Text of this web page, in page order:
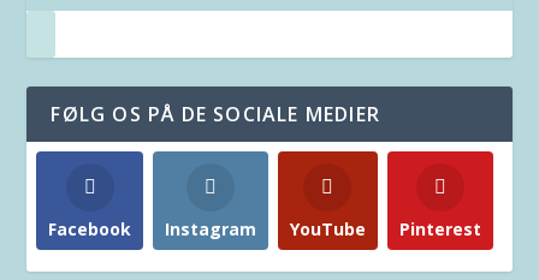
FØLG OS PÅ DE SOCIALE MEDIER
Facebook Instagram YouTube Pinterest